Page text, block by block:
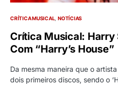
CRÍTICA MUSICAL NOTÍCIAS
Crítica Musical:
Com “Harry’s House”
Da mesma maneira que o
dois primeiros discos, sendo o